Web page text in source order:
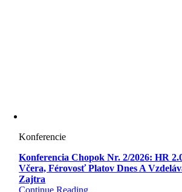
Konferencie
Konferencia Chopok Nr. 2/2026: HR
Včera, Férovosť Platov Dnes A
Zajtra
Continue Reading